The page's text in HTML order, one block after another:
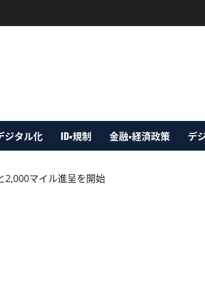
ジタル化 ID・規制 金融・経済政策 デ
2,000マイル進呈を開始